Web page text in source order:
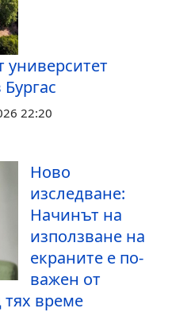
университет
22:20
Ново
изследване:
Начинът на
използване на
екраните е по-
важен от
тях време